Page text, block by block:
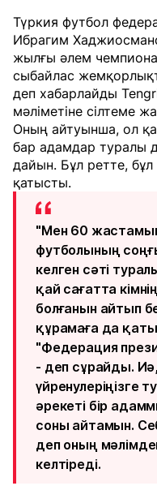
Түркия футбол
Ибрагим
жылғы әлем
сыбайлас
деп хабарлайды
мәліметіне сілтеме
Оның айтуынша, ол
бар адамдар туралы
дайын. Бұл ретте, бұл
қатысты.
"Мен 60
футболының
келген сәті
қай сағатта
болғанын айтып
құрамаға да
"Федерация
- деп сұрайды.
үйренулеріңізге
әрекеті бір
соны айтамын.
деп оның
келтіреді.